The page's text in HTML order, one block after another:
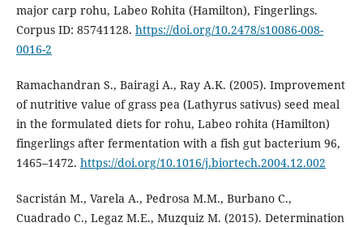
major carp rohu, Labeo Rohita (Hamilton), Fingerlings.
Corpus ID: 85741128. https://doi.org/10.2478/s10086-008-
0016-2
Ramachandran S., Bairagi A., Ray A.K. (2005). Improvement
of nutritive value of grass pea (Lathyrus sativus) seed meal
in the formulated diets for rohu, Labeo rohita (Hamilton)
fingerlings after fermentation with a fish gut bacterium 96,
1465–1472. https://doi.org/10.1016/j.biortech.2004.12.002
Sacristán M., Varela A., Pedrosa M.M., Burbano C.,
Cuadrado C., Legaz M.E., Muzquiz M. (2015). Determination